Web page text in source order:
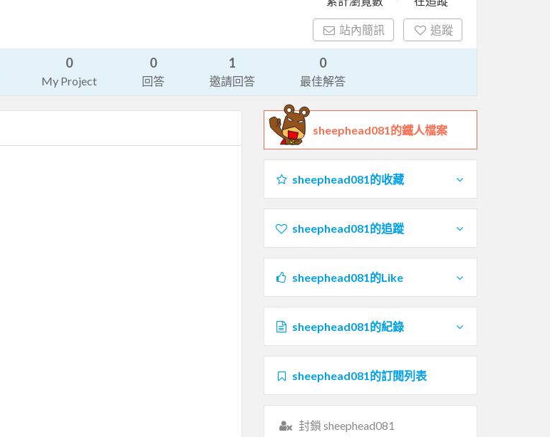
站內簡訊 追蹤
0
My Project
0
回答
1
邀請回答
0
最佳解答
sheephead081的鐵人檔案
sheephead081的收藏
sheephead081的追蹤
sheephead081的Like
sheephead081的紀錄
sheephead081的訂閱列表
封鎖 sheephead081